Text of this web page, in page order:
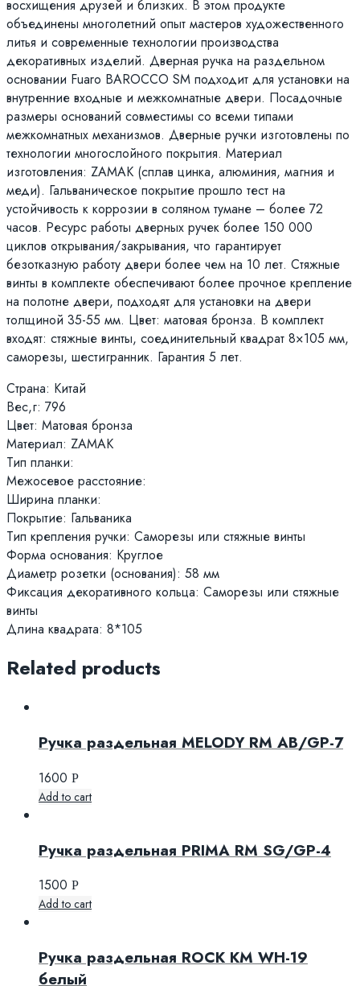
восхищения друзей и близких. В этом продукте
объединены многолетний опыт мастеров художественного
литья и современные технологии производства
декоративных изделий. Дверная ручка на раздельном
основании Fuaro BAROCCO SM подходит для установки на
внутренние входные и межкомнатные двери. Посадочные
размеры оснований совместимы со всеми типами
межкомнатных механизмов. Дверные ручки изготовлены по
технологии многослойного покрытия. Материал
изготовления: ZAMAK (сплав цинка, алюминия, магния и
меди). Гальваническое покрытие прошло тест на
устойчивость к коррозии в соляном тумане – более 72
часов. Ресурс работы дверных ручек более 150 000
циклов открывания/закрывания, что гарантирует
безотказную работу двери более чем на 10 лет. Стяжные
винты в комплекте обеспечивают более прочное крепление
на полотне двери, подходят для установки на двери
толщиной 35-55 мм. Цвет: матовая бронза. В комплект
входят: стяжные винты, соединительный квадрат 8×105 мм,
саморезы, шестигранник. Гарантия 5 лет.
Страна: Китай
Вес,г: 796
Цвет: Матовая бронза
Материал: ZAMAK
Тип планки:
Межосевое расстояние:
Ширина планки:
Покрытие: Гальваника
Тип крепления ручки: Саморезы или стяжные винты
Форма основания: Круглое
Диаметр розетки (основания): 58 мм
Фиксация декоративного кольца: Саморезы или стяжные
винты
Длина квадрата: 8*105
Related products
Ручка раздельная MELODY RM AB/GP-7
1600 Р
Add to cart
Ручка раздельная PRIMA RM SG/GP-4
1500 Р
Add to cart
Ручка раздельная ROCK KM WH-19
белый